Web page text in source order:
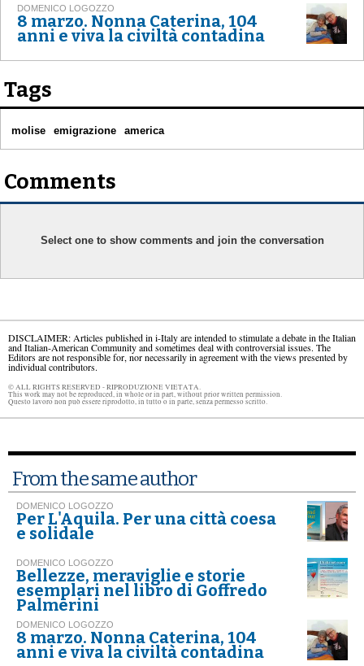
DOMENICO LOGOZZO
8 marzo. Nonna Caterina, 104
anni e viva la civiltà contadina
Tags
molise emigrazione america
Comments
Select one to show comments and join the conversation
DISCLAIMER: Articles published in i-Italy are intended to stimulate a debate in the Italian
and Italian-American Community and sometimes deal with controversial issues. The
Editors are not responsible for, nor necessarily in agreement with the views presented by
individual contributors.
© ALL RIGHTS RESERVED - RIPRODUZIONE VIETATA.
This work may not be reproduced, in whole or in part, without prior written permission.
Questo lavoro non può essere riprodotto, in tutto o in parte, senza permesso scritto.
From the same author
DOMENICO LOGOZZO
Per L'Aquila. Per una città coesa
e solidale
DOMENICO LOGOZZO
Bellezze, meraviglie e storie
esemplari nel libro di Goffredo
Palmerini
DOMENICO LOGOZZO
8 marzo. Nonna Caterina, 104
anni e viva la civiltà contadina